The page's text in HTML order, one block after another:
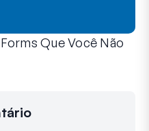
Que Você Não